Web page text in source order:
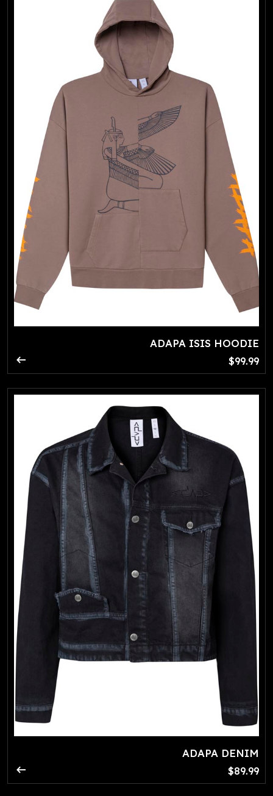
ADAPA ISIS HOODIE
$99.99
arrow_right_alt
ADAPA DENIM
$89.99
arrow_right_alt